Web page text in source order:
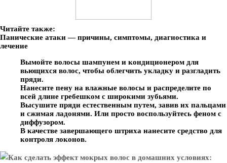
Читайте также:
Панические атаки — причины, симптомы, диагностика и
лечение
Вымойте волосы шампунем и кондиционером для
вьющихся волос, чтобы облегчить укладку и разгладить
пряди.
Нанесите пену на влажные волосы и распределите по
всей длине гребешком с широкими зубьями.
Высушите пряди естественным путем, завив их пальцами
и сжимая ладонями. Или просто воспользуйтесь феном с
диффузором.
В качестве завершающего штриха нанесите средство для
контроля локонов.